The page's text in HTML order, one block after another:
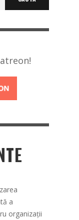
a
organizații